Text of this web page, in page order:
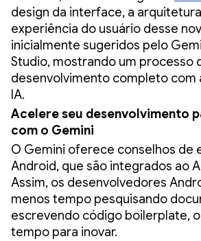
design da interface, a
experiência do usuário desse
inicialmente sugeridos pelo
Studio, mostrando um processo
desenvolvimento completo com
IA.
Acelere seu desenvolvimento
com o Gemini
O Gemini oferece conselhos de
Android, que são integrados ao
Assim, os desenvolvedores
menos tempo pesquisando
escrevendo código boilerplate,
tempo para inovar.